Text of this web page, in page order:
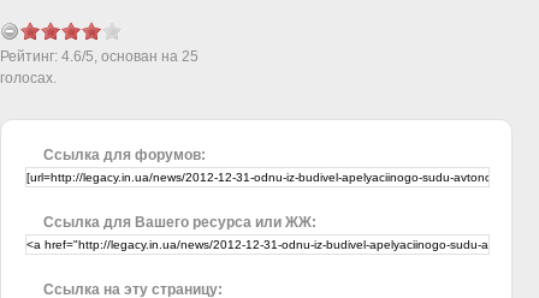
Рейтинг: 4.6/5, основан на 25
голосах.
Ссылка для форумов:
Ссылка для Вашего ресурса или ЖЖ:
Ссылка на эту страницу: